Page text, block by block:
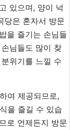
있으며, 양이 넉
당은 혼자서 방문
을 즐기는 손님들
님들도 많이 찾
위기를 느낄 수
여 제공되므로,
을 즐길 수 있습
로 언제든지 방문